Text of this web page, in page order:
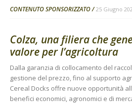
CONTENUTO SPONSORIZZATO 25 Giugno
Colza, una filiera che
valore per l’agricoltura
Dalla garanzia di collocamento del
gestione del prezzo, fino al supporto
Cereal Docks offre nuove opportunità
benefici economici, agronomici e di